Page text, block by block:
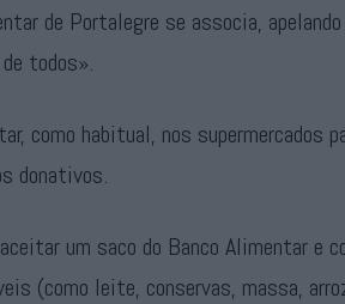
de Portalegre se associa,
todos».
como habitual, nos supermercados
donativos.
um saco do Banco Alimentar e
(como leite, conservas, massa,